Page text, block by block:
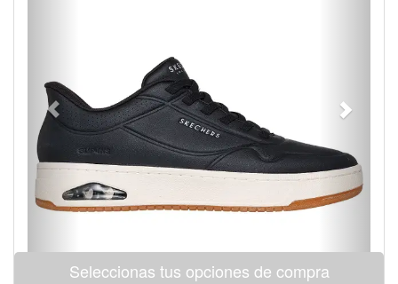
Seleccionas tus opciones de compra